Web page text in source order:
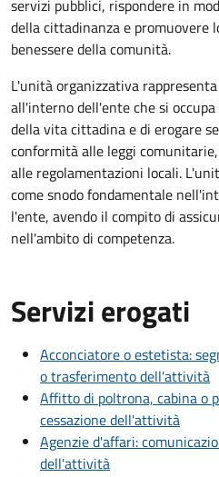
servizi pubblici, rispondere in
della cittadinanza e promuovere
benessere della comunità.
L'unità organizzativa
all'interno dell'ente che si
della vita cittadina e di erogare
conformità alle leggi
alle regolamentazioni locali.
come snodo fondamentale
l'ente, avendo il compito di
nell'ambito di competenza.
Servizi erogati
Acconciatore o estetista:
o trasferimento dell'attività
Affitto di poltrona, cabina o
cessazione dell'attività
Agenzie d'affari:
dell'attività